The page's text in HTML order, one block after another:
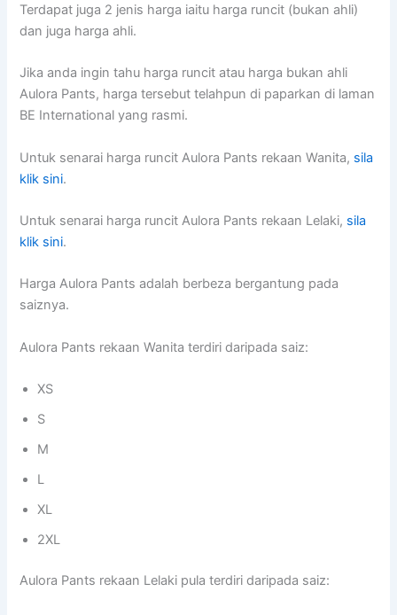
Terdapat juga 2 jenis harga iaitu harga runcit (bukan ahli)
dan juga harga ahli.
Jika anda ingin tahu harga runcit atau harga bukan ahli
Aulora Pants, harga tersebut telahpun di paparkan di laman
BE International yang rasmi.
Untuk senarai harga runcit Aulora Pants rekaan Wanita, sila
klik sini.
Untuk senarai harga runcit Aulora Pants rekaan Lelaki, sila
klik sini.
Harga Aulora Pants adalah berbeza bergantung pada
saiznya.
Aulora Pants rekaan Wanita terdiri daripada saiz:
XS
S
M
L
XL
2XL
Aulora Pants rekaan Lelaki pula terdiri daripada saiz: